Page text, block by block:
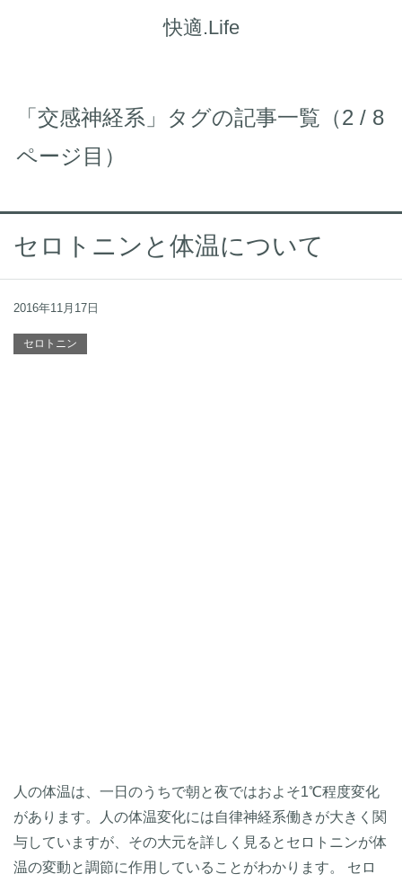
快適.Life
「交感神経系」タグの記事一覧（2 / 8
ページ目）
セロトニンと体温について
2016年11月17日
セロトニン
人の体温は、一日のうちで朝と夜ではおよそ1℃程度変化
があります。人の体温変化には自律神経系働きが大きく関
与していますが、その大元を詳しく見るとセロトニンが体
温の変動と調節に作用していることがわかります。 セロ